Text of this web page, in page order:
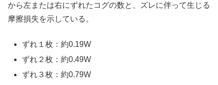
から左または右にずれたコグの数と、ズレに伴って生じる
摩擦損失を示している。
ずれ１枚：約0.19W
ずれ２枚：約0.49W
ずれ３枚：約0.79W